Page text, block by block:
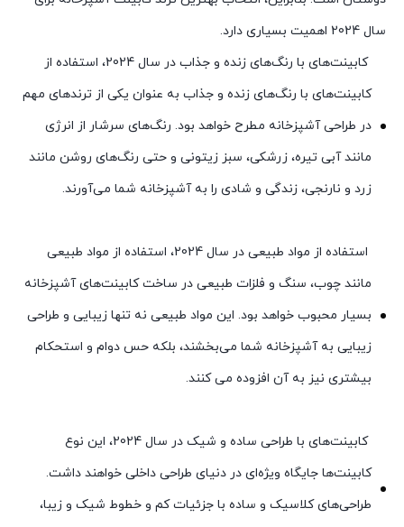
سال 2024 اهمیت بسیاری دارد.
کابینت‌های با رنگ‌های زنده و جذاب در سال 2024، استفاده از
کابینت‌های با رنگ‌های زنده و جذاب به عنوان یکی از ترندهای مهم
در طراحی آشپزخانه مطرح خواهد بود. رنگ‌های سرشار از انرژی
مانند آبی تیره، زرشکی، سبز زیتونی و حتی رنگ‌های روشن مانند
زرد و نارنجی، زندگی و شادی را به آشپزخانه شما می‌آورند.
استفاده از مواد طبیعی در سال 2024، استفاده از مواد طبیعی
مانند چوب، سنگ و فلزات طبیعی در ساخت کابینت‌های آشپزخانه
بسیار محبوب خواهد بود. این مواد طبیعی نه تنها زیبایی و طراحی
زیبایی به آشپزخانه شما می‌بخشند، بلکه حس دوام و استحکام
بیشتری نیز به آن افزوده می کنند.
کابینت‌های با طراحی ساده و شیک در سال 2024، این نوع
کابینت‌ها جایگاه ویژه‌ای در دنیای طراحی داخلی خواهند داشت.
طراحی‌های کلاسیک و ساده با جزئیات کم و خطوط شیک و زیبا،